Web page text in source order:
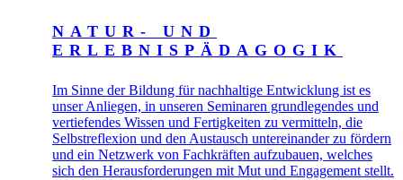
NATUR- UND
ERLEBNISPÄDAGOGIK
Im Sinne der Bildung für nachhaltige Entwicklung ist es
unser Anliegen, in unseren Seminaren grundlegendes und
vertiefendes Wissen und Fertigkeiten zu vermitteln, die
Selbstreflexion und den Austausch untereinander zu fördern
und ein Netzwerk von Fachkräften aufzubauen, welches
sich den Herausforderungen mit Mut und Engagement stellt.